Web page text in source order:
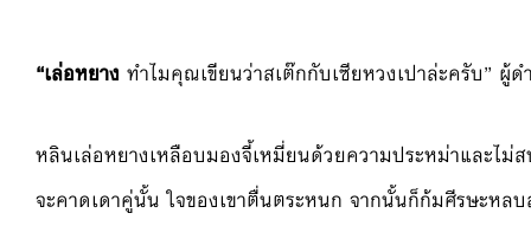
“เล่อหยาง ทำไมคุณเขียนว่าสเต๊กกับเซียหวงเปาล่ะครับ” ผู้ด
หลินเล่อหยางเหลือบมองจี้เหมี่ยนด้วยความประหม่าและไม่
จะคาดเดาคู่นั้น ใจของเขาตื่นตระหนก จากนั้นก็ก้มศีรษะหล